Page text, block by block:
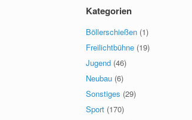
Kategorien
Böllerschießen (1)
Freilichtbühne (19)
Jugend (46)
Neubau (6)
Sonstiges (29)
Sport (170)